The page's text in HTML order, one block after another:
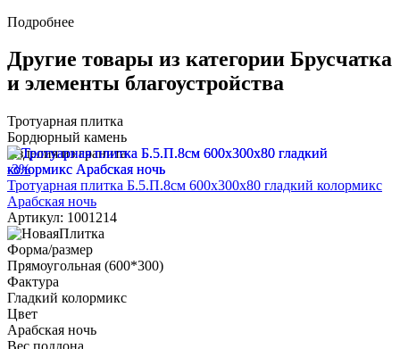
Подробнее
Другие товары из категории Брусчатка
и элементы благоустройства
Тротуарная плитка
Бордюрный камень
Изделия из гранита
-3%
Тротуарная плитка Б.5.П.8см 600х300х80 гладкий колормикс
Арабская ночь
Артикул: 1001214
Форма/размер
Прямоугольная (600*300)
Фактура
Гладкий колормикс
Цвет
Арабская ночь